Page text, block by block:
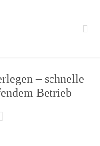

– schnelle
Betrieb